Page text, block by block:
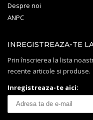
Despre noi
ANPC
INREGISTREAZA-TE
Prin înscrierea la lista
recente articole si produse.
Inregistreaza-te aici: